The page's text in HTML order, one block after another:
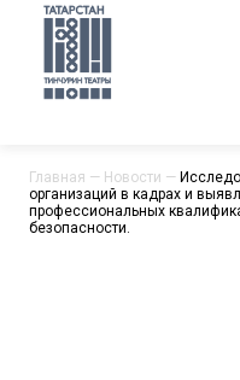
Главная — Новости —
организаций в кадрах и
профессиональных
безопасности.